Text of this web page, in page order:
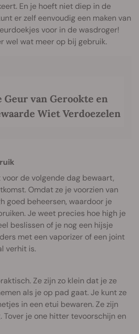
En je hoeft niet diep in de
er zelf eenvoudig een maken van
voor in de wasdroger!
wel wat meer op bij gebruik.
Geur van Gerookte en
Wiet Verdoezelen
de volgende dag bewaart,
Omdat ze je voorzien van
goed beheersen, waardoor je
Je weet precies hoe high je
beslissen of je nog een hijsje
met een vaporizer of een joint
verhit is.
Ze zijn zo klein dat je ze
als je op pad gaat. Je kunt ze
in een etui bewaren. Ze zijn
Tover je one hitter tevoorschijn en